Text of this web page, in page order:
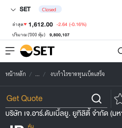
SET Closed
ล่าสุด 1,612.00 -2.64 (-0.16%)
ปริมาณ ('000 หุ้น) 9,800,107
หน้าหลัก ... งบกำไรขาดทุนเบ็ดเสร็จ
บริษัท เจ.อาร์.ดับเบิ้ลยู. ยูทิลิตี้ จำกัด (ม
หุ้น